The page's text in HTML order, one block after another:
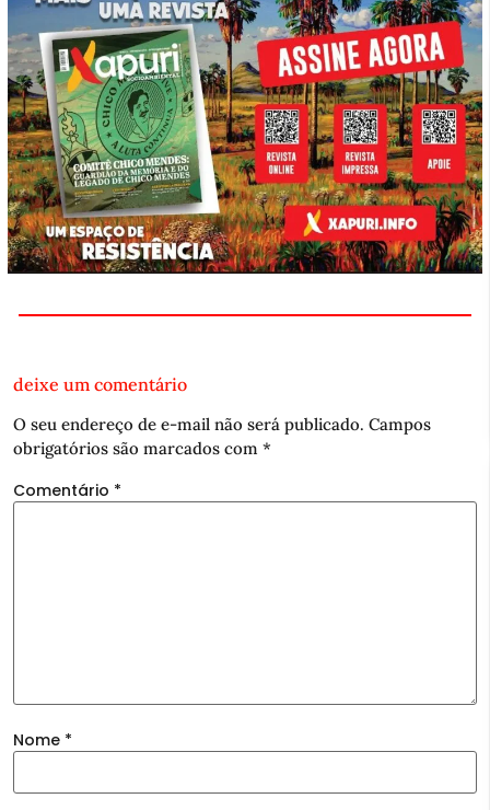
deixe um comentário
O seu endereço de e-mail não será publicado. Campos
obrigatórios são marcados com *
Comentário *
Nome *